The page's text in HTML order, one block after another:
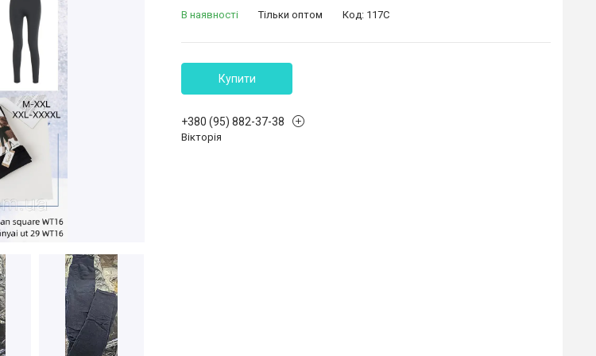
В наявності Тільки оптом Код: 117С
Купити
+380 (95) 882-37-38
Вікторія